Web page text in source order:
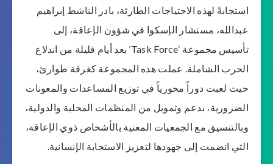
استجابةً لهذه الاحتياجات الطارئة، بادر الناشط إبراهيم
عبدالله، مستشار الإسكوا في شؤون الإعاقة، إلى
تأسيس مجموعة ‘Task Force’ بعد أيام قليلة من اندلاع
الحرب الشاملة. عملت هذه المجموعة كغرفة طوارئ،
حيث لعبت دوراً محورياً في توزيع المساعدات والمعونات
الضرورية، بدعم وتمويل من المنظمات المحلية والدولية،
وبالتنسيق مع الجمعيات المعنية بالأشخاص ذوي الإعاقة،
التي انضمت إلى جهودها لتعزيز الاستجابة الإنسانية.